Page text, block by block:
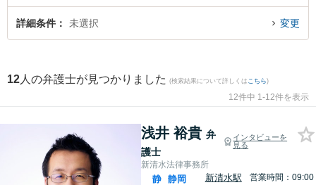
請求のトラブル解決の実績豊富な近くの弁護士を検索したい』『初回相談無料
でネットトラブル訴訟・損害賠償請求を法律相談できる静岡市内の弁護士に相
詳細条件 未選択 変更
12 人の弁護士が見つかりました (検索結果について詳しくは こちら)
12件中 1-12件を表示
浅井 裕貴 弁
護士
インタビューを
見る
新清水法律事務所
静 静岡
新清水駅
営業時間：09:00